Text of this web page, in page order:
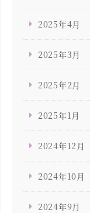
2025年4月
2025年3月
2025年2月
2025年1月
2024年12月
2024年10月
2024年9月